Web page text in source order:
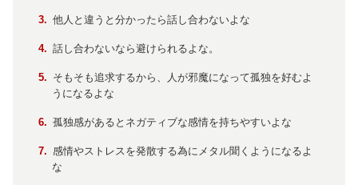
他人と違うと分かったら話し合わないよな
話し合わないなら避けられるよな。
そもそも追求するから、人が邪魔になって孤独を好むよ
うになるよな
孤独感があるとネガティブな感情を持ちやすいよな
感情やストレスを発散する為にメタル聞くようになるよ
な